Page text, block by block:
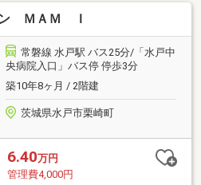
ン ＭＡＭ Ｉ
常磐線 水戸駅 バス25分/「水戸中
央病院入口」バス停 停歩3分
築10年8ヶ月 / 2階建
茨城県水戸市栗崎町
6.40万円
管理費4,000円